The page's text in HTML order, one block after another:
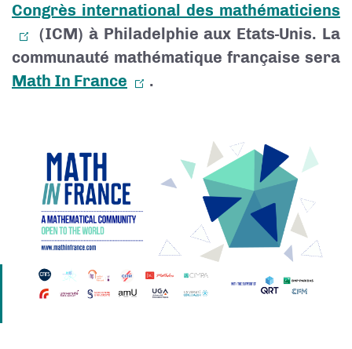
Congrès international des mathématiciens
(ICM) à Philadelphie aux Etats-Unis. La
communauté mathématique française sera
Math In France
.